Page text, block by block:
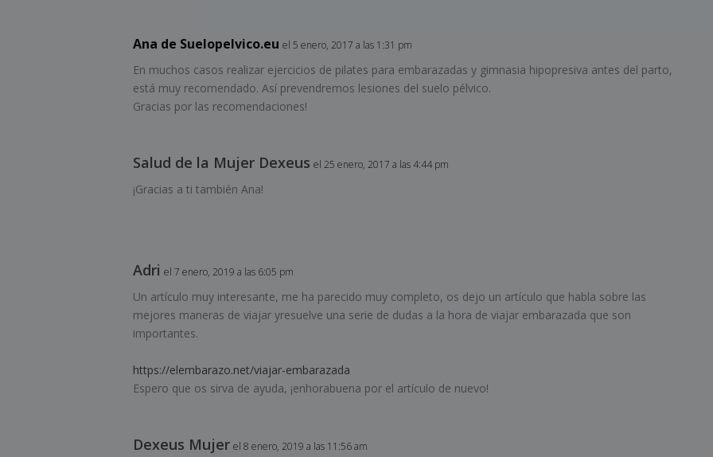
Ana de Suelopelvico.eu el 5 enero, 2017 a las 1:31 pm
En muchos casos realizar ejercicios de pilates para embarazadas y gimnasia hipopresiva antes del parto,
está muy recomendado. Así prevendremos lesiones del suelo pélvico.
Gracias por las recomendaciones!
Salud de la Mujer Dexeus el 25 enero, 2017 a las 4:44 pm
¡Gracias a ti también Ana!
Adri el 7 enero, 2019 a las 6:05 pm
Un artículo muy interesante, me ha parecido muy completo, os dejo un artículo que habla sobre las
mejores maneras de viajar yresuelve una serie de dudas a la hora de viajar embarazada que son
importantes.
https://elembarazo.net/viajar-embarazada
Espero que os sirva de ayuda, ¡enhorabuena por el artículo de nuevo!
Dexeus Mujer el 8 enero, 2019 a las 11:56 am